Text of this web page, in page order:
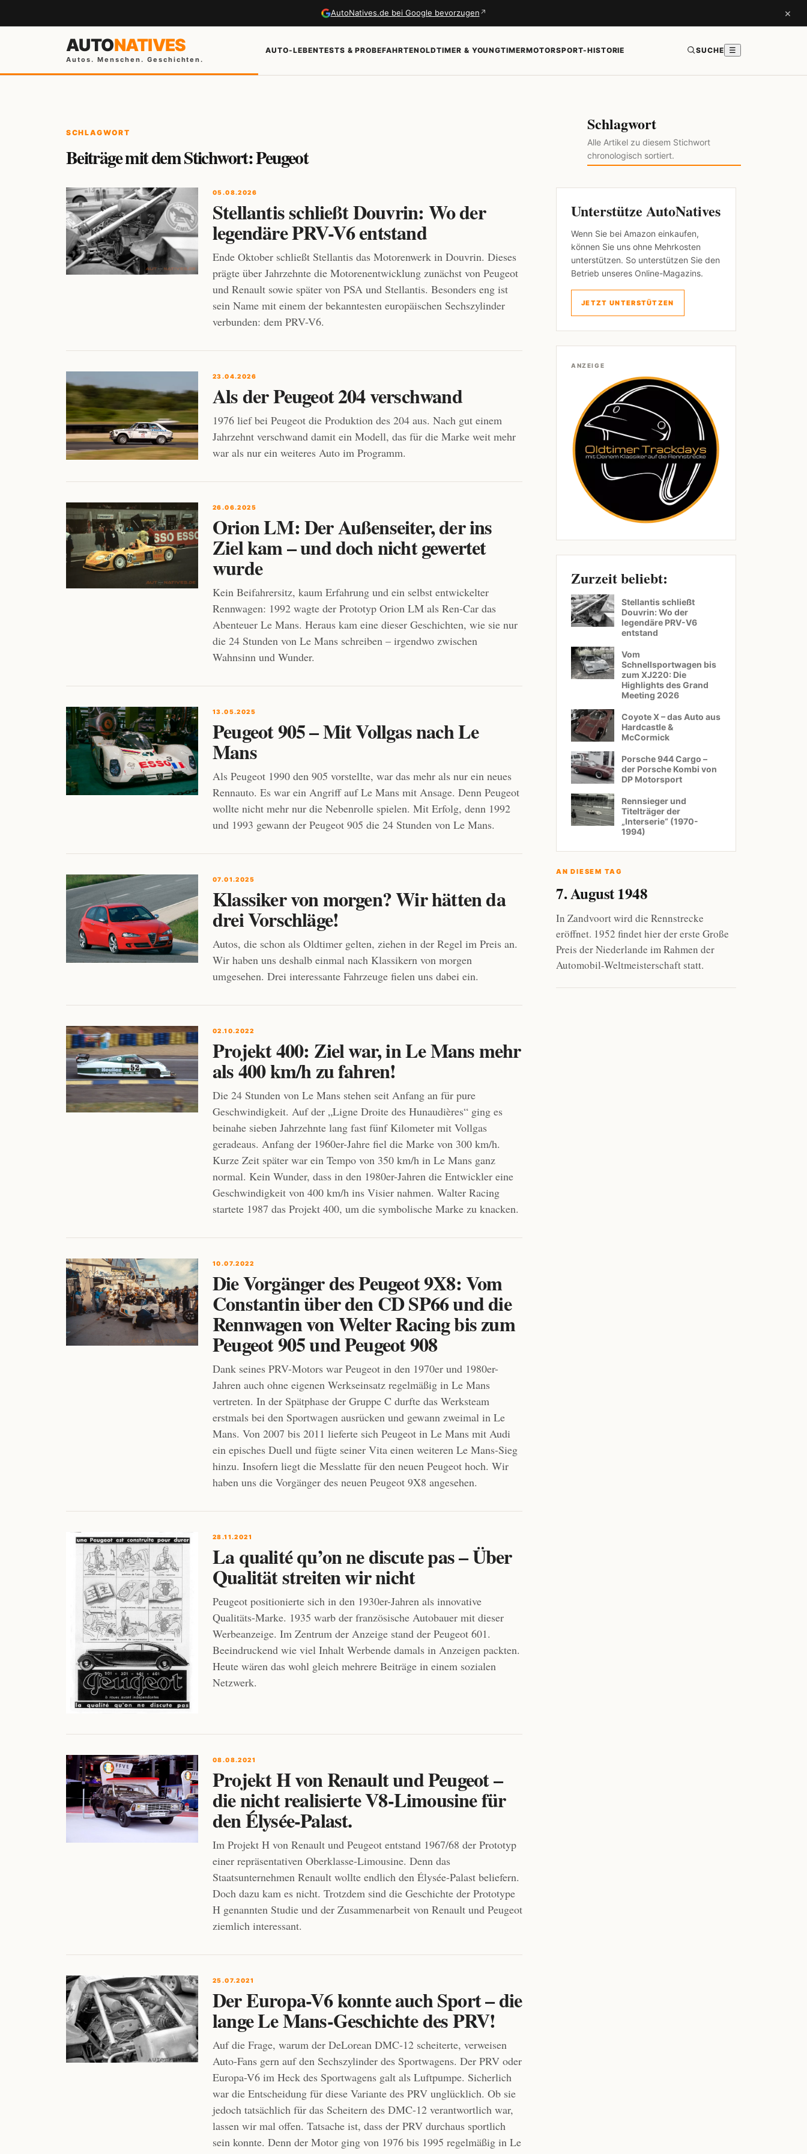
AutoNatives.de bei Google bevorzugen ↗ ×
AUTONATIVES
Autos. Menschen. Geschichten.
AUTO-LEBENTESTS & PROBEFAHRTENOLDTIMER & YOUNGTIMERMOTORSPORT-HISTORIE SUCHE ☰
SCHLAGWORT
Beiträge mit dem Stichwort: Peugeot
Schlagwort
Alle Artikel zu diesem Stichwort
chronologisch sortiert.
05.08.2026
Stellantis schließt Douvrin: Wo der
legendäre PRV-V6 entstand
Ende Oktober schließt Stellantis das Motorenwerk in Douvrin. Dieses
prägte über Jahrzehnte die Motorenentwicklung zunächst von Peugeot
und Renault sowie später von PSA und Stellantis. Besonders eng ist
sein Name mit einem der bekanntesten europäischen Sechszylinder
verbunden: dem PRV-V6.
23.04.2026
Als der Peugeot 204 verschwand
1976 lief bei Peugeot die Produktion des 204 aus. Nach gut einem
Jahrzehnt verschwand damit ein Modell, das für die Marke weit mehr
war als nur ein weiteres Auto im Programm.
26.06.2025
Orion LM: Der Außenseiter, der ins
Ziel kam – und doch nicht gewertet
wurde
Kein Beifahrersitz, kaum Erfahrung und ein selbst entwickelter
Rennwagen: 1992 wagte der Prototyp Orion LM als Ren-Car das
Abenteuer Le Mans. Heraus kam eine dieser Geschichten, wie sie nur
die 24 Stunden von Le Mans schreiben – irgendwo zwischen
Wahnsinn und Wunder.
13.05.2025
Peugeot 905 – Mit Vollgas nach Le
Mans
Als Peugeot 1990 den 905 vorstellte, war das mehr als nur ein neues
Rennauto. Es war ein Angriff auf Le Mans mit Ansage. Denn Peugeot
wollte nicht mehr nur die Nebenrolle spielen. Mit Erfolg, denn 1992
und 1993 gewann der Peugeot 905 die 24 Stunden von Le Mans.
07.01.2025
Klassiker von morgen? Wir hätten da
drei Vorschläge!
Autos, die schon als Oldtimer gelten, ziehen in der Regel im Preis an.
Wir haben uns deshalb einmal nach Klassikern von morgen
umgesehen. Drei interessante Fahrzeuge fielen uns dabei ein.
02.10.2022
Projekt 400: Ziel war, in Le Mans mehr
als 400 km/h zu fahren!
Die 24 Stunden von Le Mans stehen seit Anfang an für pure
Geschwindigkeit. Auf der „Ligne Droite des Hunaudières“ ging es
beinahe sieben Jahrzehnte lang fast fünf Kilometer mit Vollgas
geradeaus. Anfang der 1960er-Jahre fiel die Marke von 300 km/h.
Kurze Zeit später war ein Tempo von 350 km/h in Le Mans ganz
normal. Kein Wunder, dass in den 1980er-Jahren die Entwickler eine
Geschwindigkeit von 400 km/h ins Visier nahmen. Walter Racing
startete 1987 das Projekt 400, um die symbolische Marke zu knacken.
10.07.2022
Die Vorgänger des Peugeot 9X8: Vom
Constantin über den CD SP66 und die
Rennwagen von Welter Racing bis zum
Peugeot 905 und Peugeot 908
Dank seines PRV-Motors war Peugeot in den 1970er und 1980er-
Jahren auch ohne eigenen Werkseinsatz regelmäßig in Le Mans
vertreten. In der Spätphase der Gruppe C durfte das Werksteam
erstmals bei den Sportwagen ausrücken und gewann zweimal in Le
Mans. Von 2007 bis 2011 lieferte sich Peugeot in Le Mans mit Audi
ein episches Duell und fügte seiner Vita einen weiteren Le Mans-Sieg
hinzu. Insofern liegt die Messlatte für den neuen Peugeot hoch. Wir
haben uns die Vorgänger des neuen Peugeot 9X8 angesehen.
28.11.2021
La qualité qu’on ne discute pas – Über
Qualität streiten wir nicht
Peugeot positionierte sich in den 1930er-Jahren als innovative
Qualitäts-Marke. 1935 warb der französische Autobauer mit dieser
Werbeanzeige. Im Zentrum der Anzeige stand der Peugeot 601.
Beeindruckend wie viel Inhalt Werbende damals in Anzeigen packten.
Heute wären das wohl gleich mehrere Beiträge in einem sozialen
Netzwerk.
08.08.2021
Projekt H von Renault und Peugeot –
die nicht realisierte V8-Limousine für
den Élysée-Palast.
Im Projekt H von Renault und Peugeot entstand 1967/68 der Prototyp
einer repräsentativen Oberklasse-Limousine. Denn das
Staatsunternehmen Renault wollte endlich den Élysée-Palast beliefern.
Doch dazu kam es nicht. Trotzdem sind die Geschichte der Prototype
H genannten Studie und der Zusammenarbeit von Renault und Peugeot
ziemlich interessant.
25.07.2021
Der Europa-V6 konnte auch Sport – die
lange Le Mans-Geschichte des PRV!
Auf die Frage, warum der DeLorean DMC-12 scheiterte, verweisen
Auto-Fans gern auf den Sechszylinder des Sportwagens. Der PRV oder
Europa-V6 im Heck des Sportwagens galt als Luftpumpe. Sicherlich
war die Entscheidung für diese Variante des PRV unglücklich. Ob sie
jedoch tatsächlich für das Scheitern des DMC-12 verantwortlich war,
lassen wir mal offen. Tatsache ist, dass der PRV durchaus sportlich
sein konnte. Denn der Motor ging von 1976 bis 1995 regelmäßig in Le
Unterstütze AutoNatives
Wenn Sie bei Amazon einkaufen,
können Sie uns ohne Mehrkosten
unterstützen. So unterstützen Sie den
Betrieb unseres Online-Magazins.
JETZT UNTERSTÜTZEN
ANZEIGE
Zurzeit beliebt:
Stellantis schließt
Douvrin: Wo der
legendäre PRV-V6
entstand
Vom
Schnellsportwagen bis
zum XJ220: Die
Highlights des Grand
Meeting 2026
Coyote X – das Auto aus
Hardcastle &
McCormick
Porsche 944 Cargo –
der Porsche Kombi von
DP Motorsport
Rennsieger und
Titelträger der
„Interserie“ (1970-
1994)
AN DIESEM TAG
7. August 1948
In Zandvoort wird die Rennstrecke
eröffnet. 1952 findet hier der erste Große
Preis der Niederlande im Rahmen der
Automobil-Weltmeisterschaft statt.